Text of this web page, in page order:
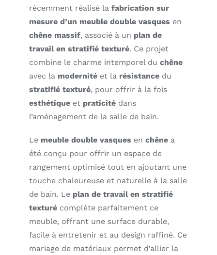
récemment réalisé la fabrication sur
mesure d’un meuble double vasques en
chêne massif, associé à un plan de
travail en stratifié texturé. Ce projet
combine le charme intemporel du chêne
avec la modernité et la résistance du
stratifié texturé, pour offrir à la fois
esthétique et praticité dans
l’aménagement de la salle de bain.
Le meuble double vasques en chêne a
été conçu pour offrir un espace de
rangement optimisé tout en ajoutant une
touche chaleureuse et naturelle à la salle
de bain. Le plan de travail en stratifié
texturé complète parfaitement ce
meuble, offrant une surface durable,
facile à entretenir et au design raffiné. Ce
mariage de matériaux permet d’allier la